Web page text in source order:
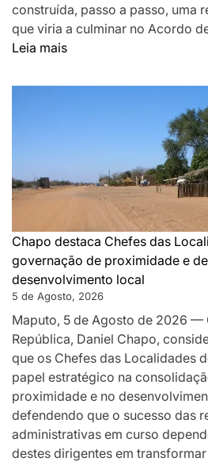
construída, passo a passo, uma
que viria a culminar no Acordo
Leia mais:
MONTANHA
DA
PAZ
SILENCIOU
AS
ARMAS
EM
MOÇAMBIQUE
Chapo destaca Chefes das
governação de proximidade e
desenvolvimento local
5 de Agosto, 2026
Maputo, 5 de Agosto de 2026 —
República, Daniel Chapo,
que os Chefes das Localidades
papel estratégico na
proximidade e no
defendendo que o sucesso das
administrativas em curso
destes dirigentes em